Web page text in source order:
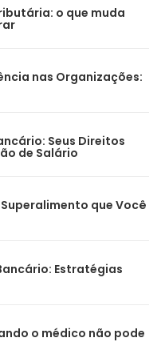
o que muda
nas Organizações:
Seus Direitos
de Salário
que Você
Estratégias
o médico não pode